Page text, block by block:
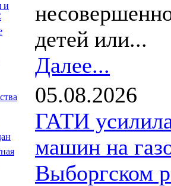
и
детей или...
Далее...
05.08.2026
ГАТИ
машин на
Выборгском